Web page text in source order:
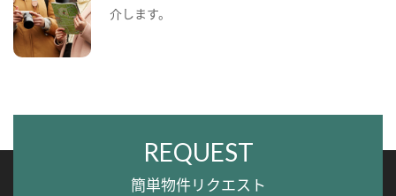
介します。
REQUEST
簡単物件リクエスト